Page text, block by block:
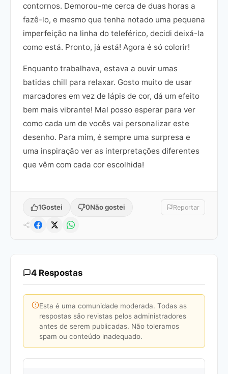
contornos. Demorou-me cerca de duas horas a
fazê-lo, e mesmo que tenha notado uma pequena
imperfeição na linha do teleférico, decidi deixá-la
como está. Pronto, já está! Agora é só colorir!
Enquanto trabalhava, estava a ouvir umas
batidas chill para relaxar. Gosto muito de usar
marcadores em vez de lápis de cor, dá um efeito
bem mais vibrante! Mal posso esperar para ver
como cada um de vocês vai personalizar este
desenho. Para mim, é sempre uma surpresa e
uma inspiração ver as interpretações diferentes
que vêm com cada cor escolhida!
1Gostei 0Não gostei Reportar
4 Respostas
Esta é uma comunidade moderada. Todas as
respostas são revistas pelos administradores
antes de serem publicadas. Não toleramos
spam ou conteúdo inadequado.